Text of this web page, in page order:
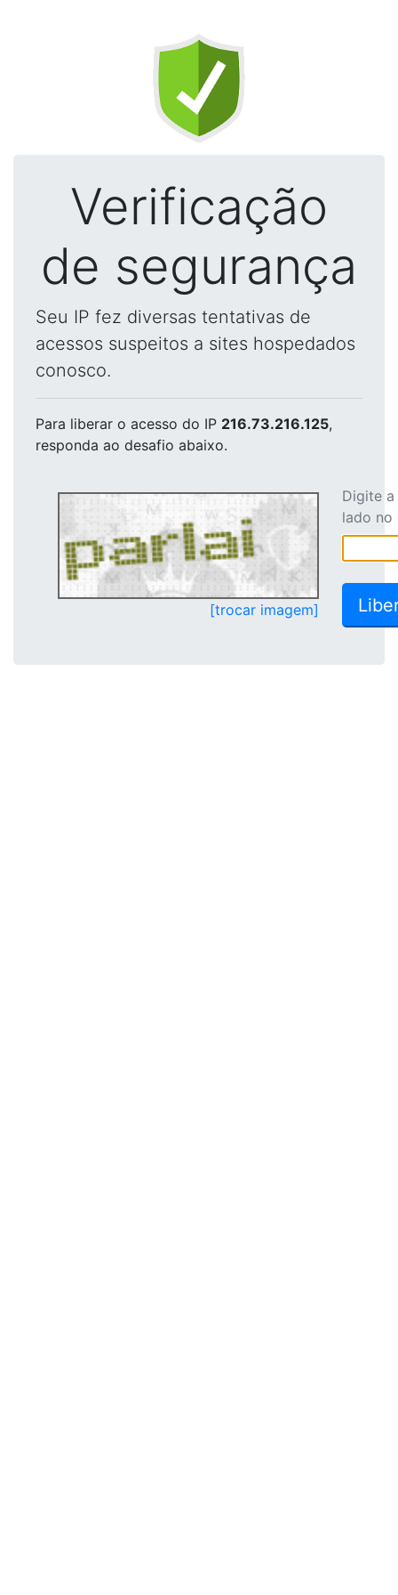
Verificação
de segurança
Seu IP fez diversas tentativas de
acessos suspeitos a sites hospedados
conosco.
Para liberar o acesso do IP 216.73.216.125,
responda ao desafio abaixo.
[trocar imagem]
Digite
lado no